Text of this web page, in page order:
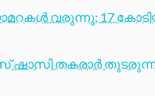
വരുന്നു; 17
തകരാർ തുടരുന്നു;